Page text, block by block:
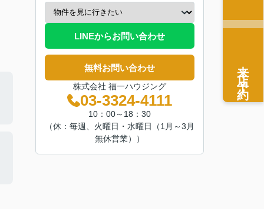
LINEからお問い合わせ
無料お問い合わせ
株式会社 福一ハウジング
03-3324-4111
10：00～18：30
（休：毎週、火曜日・水曜日（1月～3月
無休営業））
来店予約